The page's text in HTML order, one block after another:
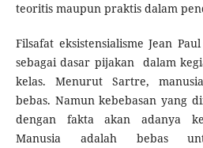
teoritis maupun praktis dalam
Filsafat eksistensialisme Jean
sebagai dasar pijakan dalam
kelas. Menurut Sartre,
bebas. Namun kebebasan yang
dengan fakta akan adanya
Manusia adalah bebas